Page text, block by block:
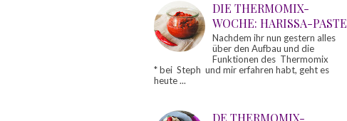
DIE THERMOMIX-
WOCHE: HARISSA-PASTE
Nachdem ihr nun gestern alles
über den Aufbau und die
Funktionen des Thermomix
* bei Steph und mir erfahren habt, geht es
heute ...
DE THERMOMIX-